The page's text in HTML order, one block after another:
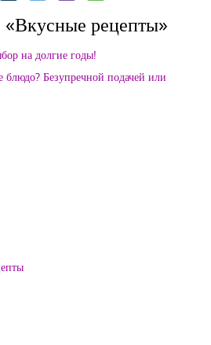
рецепты»
на долгие годы!
Безупречной подачей или